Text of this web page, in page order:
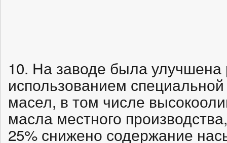
10. На заводе была улучшена
использованием
масел, в том числе
масла местного
25% снижено содержание